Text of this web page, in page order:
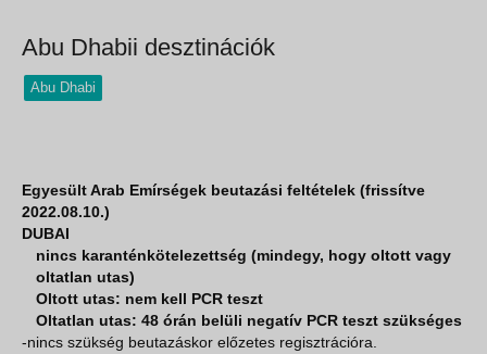
Abból viszont annyi, mint sivat
Abu Dhabii desztinációk
Abu Dhabi
Egyesült Arab Emírségek beutazási feltételek (frissítve
2022.08.10.)
DUBAI
nincs karanténkötelezettség (mindegy, hogy oltott vagy
oltatlan utas)
Oltott utas: nem kell PCR teszt
Oltatlan utas: 48 órán belüli negatív PCR teszt szükséges
-nincs szükség beutazáskor előzetes regisztrációra.